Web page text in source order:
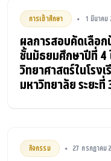
การเข้าศึกษา • 1 มีนาคม
ผลการสอบคัดเลือก
ชั้นมัธยมศึกษาปีที่ 4
วิทยาศาสตร์ในโรง
มหาวิทยาลัย ระยะที่
กิจกรรม • 27 กรกฎาคม